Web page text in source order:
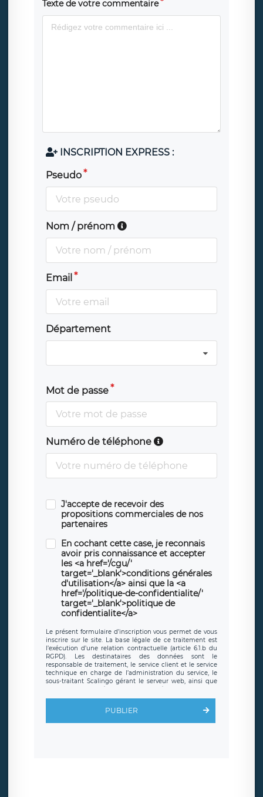
Texte de votre commentaire
INSCRIPTION EXPRESS :
Pseudo
Nom / prénom
Email
Département
Mot de passe
Numéro de téléphone
J'accepte de recevoir des
propositions commerciales de nos
partenaires
En cochant cette case, je reconnais
avoir pris connaissance et accepter
les <a href='/cgu/'
target='_blank'>conditions générales
d'utilisation</a> ainsi que la <a
href='/politique-de-confidentialite/'
target='_blank'>politique de
confidentialite</a>
Le présent formulaire d’inscription vous permet de vous
inscrire sur le site. La base légale de ce traitement est
l’exécution d’une relation contractuelle (article 6.1.b du
RGPD). Les destinataires des données sont le
responsable de traitement, le service client et le service
technique en charge de l’administration du service, le
sous-traitant Scalingo gérant le serveur web, ainsi que
toute personne légalement autorisée. Le formulaire
d’inscription est hébergé sur un serveur hébergé par
clauses de
protection conformes au RGPD
. Les données collectées
sont conservées jusqu’à ce que l’Internaute en sollicite la
PUBLIER